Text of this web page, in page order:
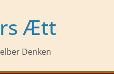
Ætt
Denken